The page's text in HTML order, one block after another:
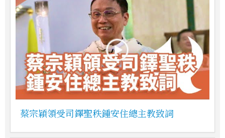
蔡宗穎領受司鐸聖秩鍾安住總主教致詞